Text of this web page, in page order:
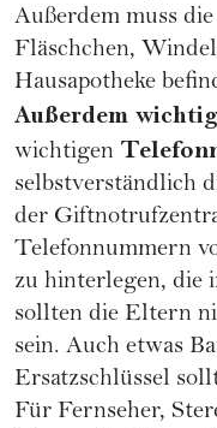
Außerdem muss
Fläschchen,
Hausapotheke
Außerdem
wichtigen
selbstverständlich
der
Telefonnummern
zu hinterlegen, die
sollten die Eltern
sein. Auch etwas
Ersatzschlüssel
Für Fernseher,